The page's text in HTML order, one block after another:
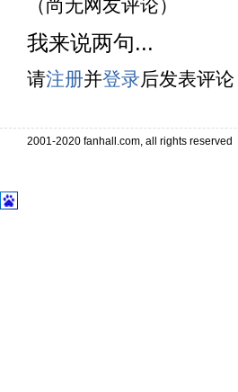
（尚无网友评论）
我来说两句...
请注册并登录后发表评论
2001-2020 fanhall.com, all rights reserved